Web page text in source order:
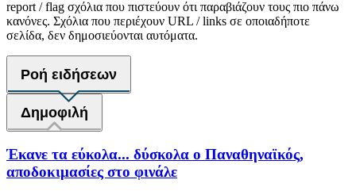
report / flag σχόλια που πιστεύουν ότι παραβιάζουν τους πιο πάνω
κανόνες. Σχόλια που περιέχουν URL / links σε οποιαδήποτε
σελίδα, δεν δημοσιεύονται αυτόματα.
Ροή ειδήσεων
Δημοφιλή
Έκανε τα εύκολα... δύσκολα ο Παναθηναϊκός,
αποδοκιμασίες στο φινάλε